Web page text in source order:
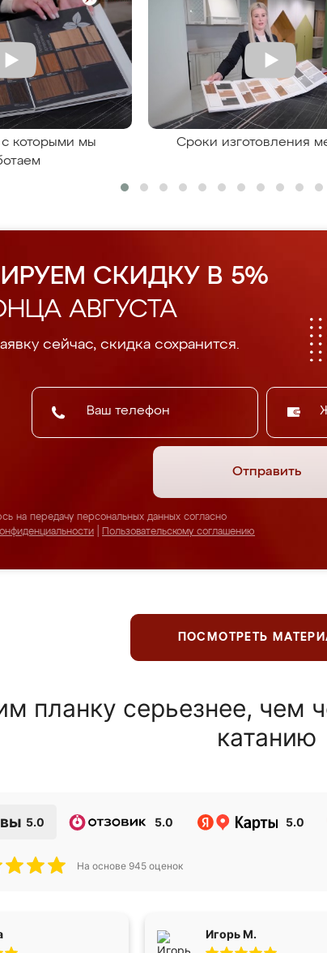
которыми мы
Сроки изготовления
СКИДКУ В 5%
АВГУСТА
сейчас, скидка сохранится.
Отправить
на передачу персональных данных согласно
Пользовательскому соглашению
ПОСМОТРЕТЬ
планку серьезнее, чем
катанию
5.0 5.0 5.0
На основе 945 оценок
Игорь М.